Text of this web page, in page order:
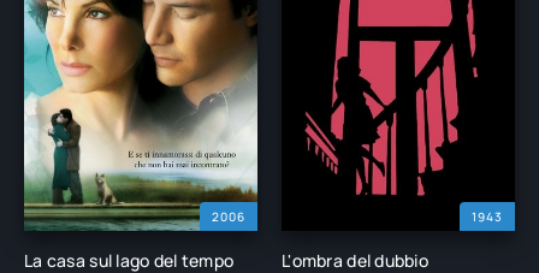
2006
La casa sul lago del tempo
1943
L'ombra del dubbio